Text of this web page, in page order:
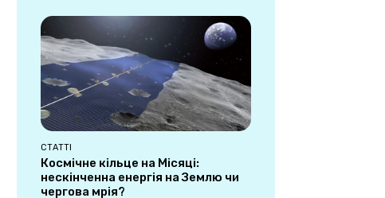
СТАТТІ
Космічне кільце на Місяці:
нескінченна енергія на Землю чи
чергова мрія?